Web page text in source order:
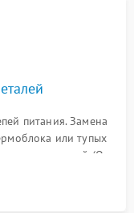
питания. Замена
или тупых
уплотнителей (O-
устранения